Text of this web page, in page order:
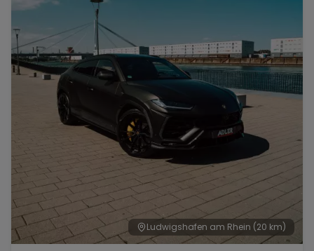
McLaren Ford Jaguar
Tesla Chevrolet Dodge
Bentley Rolls Royce Aston Martin
Zeitraum wählen
Ludwigshafen am Rhein (20 km)